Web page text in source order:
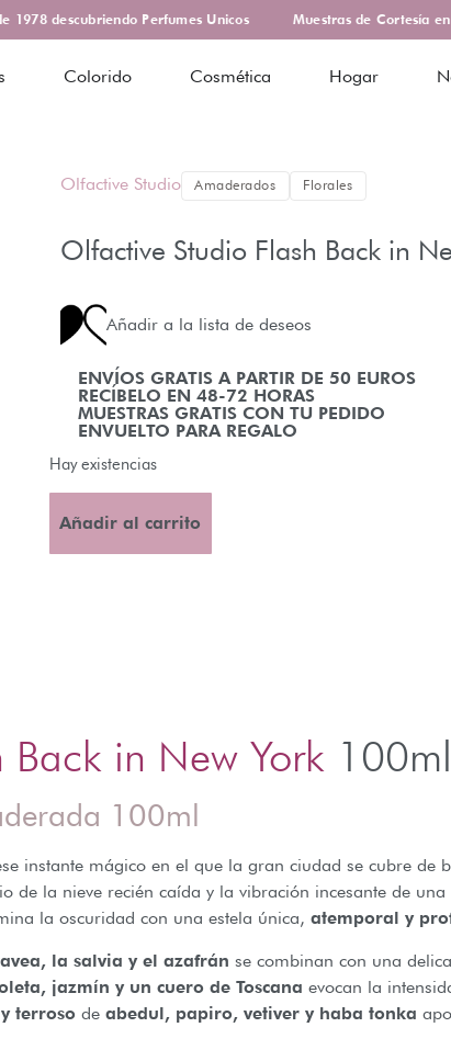
1978 descubriendo Perfumes Unicos Muestras de Cortesía en
Colorido Cosmética Hogar
Olfactive Studio Amaderados Florales
Olfactive Studio Flash Back in
Añadir a la lista de deseos
ENVÍOS GRATIS A PARTIR DE 50 EUROS
RECÍBELO EN 48-72 HORAS
MUESTRAS GRATIS CON TU PEDIDO
ENVUELTO PARA REGALO
Hay existencias
Añadir al carrito
Back in New York 100ml
100ml
instante mágico en el que la gran ciudad se cubre
de la nieve recién caída y la vibración incesante de
la oscuridad con una estela única, atemporal y
la salvia y el azafrán se combinan con una
jazmín y un cuero de Toscana evocan la
terroso de abedul, papiro, vetiver y haba tonka